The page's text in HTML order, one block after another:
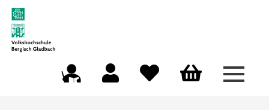
Menü